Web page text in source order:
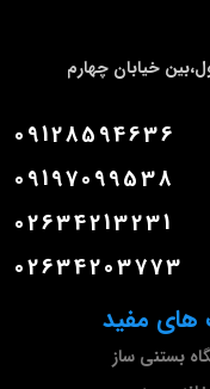
های مفید
بستنی ساز
خیابان چهارم
09128594636
09197099538
02634213231
02634203773